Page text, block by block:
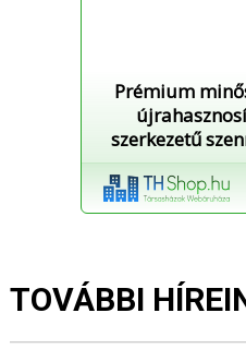
Prémium
szerkezetű
TOVÁBBI